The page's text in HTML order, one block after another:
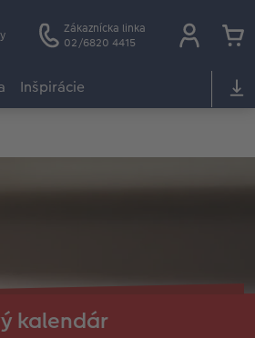
Zákaznícka linka
02/6820 4415
Inšpirácie
kalendár